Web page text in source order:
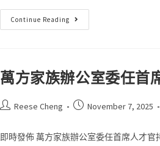
Continue Reading
萬方家族辦公室委任首
Reese Cheng November 7, 2025
即時發佈 萬方家族辦公室委任首席人才